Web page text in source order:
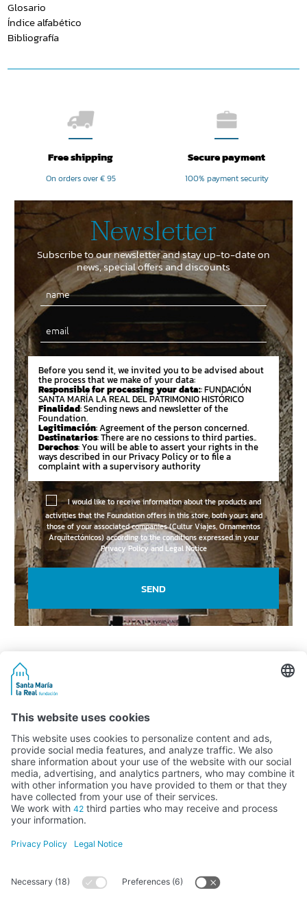
Glosario
Índice alfabético
Bibliografía
Free shipping
On orders over € 95
Secure payment
100% payment security
Newsletter
Subscribe to our newsletter and stay up-to-date on
news, special offers and discounts
Email
Before you send it, we invited you to be advised about
the process that we make of your data:
Responsible for processing your data:: FUNDACIÓN
SANTA MARÍA LA REAL DEL PATRIMONIO HISTÓRICO
Finalidad: Sending news and newsletter of the
Foundation.
Legitimación: Agreement of the person concerned.
Destinatarios: There are no cessions to third parties..
Derechos: You will be able to assert your rights in the
ways described in our Privacy Policy or to file a
complaint with a supervisory authority
I would like to receive information about the products and
activities that the Foundation offers in this store, both yours and
those of your associated companies (Cultur Viajes, Ornamentos
Arquitectónicos) according to the conditions expressed in your
Privacy Policy and Legal Notice
SEND
Activity subsidised by the Ministry of Education, Culture and Sports
FUNDACIÓN SANTA MARÍA LA REAL DEL PATRIMONIO HISTÓRICO –